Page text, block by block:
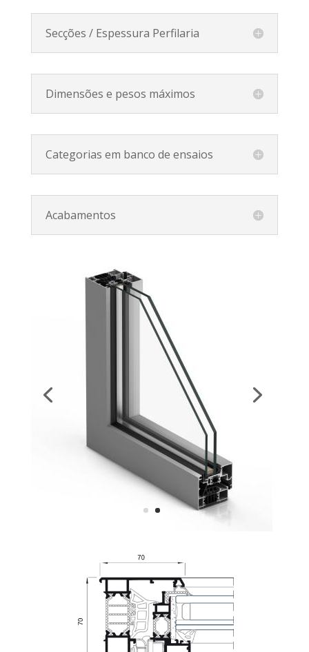
Secções / Espessura Perfilaria
Dimensões e pesos máximos
Categorias em banco de ensaios
Acabamentos